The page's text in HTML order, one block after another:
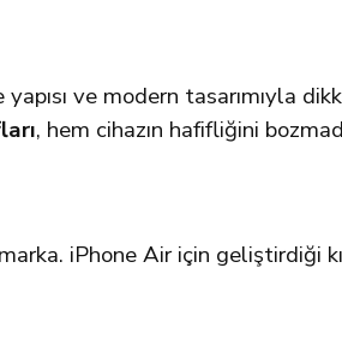
yapısı ve modern tasarımıyla
, hem cihazın hafifliğini
iPhone Air için geliştirdiği